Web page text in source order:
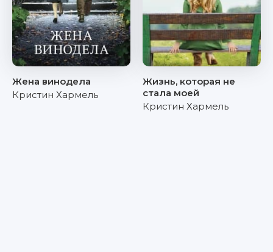
Жена винодела
Кристин Хармель
Жизнь, которая не
стала моей
Кристин Хармель